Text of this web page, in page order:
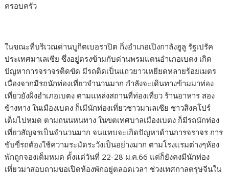
ครอบครัว
ในขณะที่บริเวณด่านบูกิตเบอราปิต กิ่งอำเภอเปิงกาลังฮูลู รัฐเปรัค
ประเทศมาเลเซีย ซึ่งอยู่ตรงข้ามกับด่านพรมแดนอำเภอเบตง เกิด
ปัญหาการจราจรติดขัด มีรถติดเป็นแถวยาวเหยียดหลายร้อยเมตร
เนื่องจากมีรถนักท่องเที่ยวจำนวนมาก กำลังจะเดินทางข้ามมาท่อง
เที่ยวยังฝั่งอำเภอเบตง ตามแหล่งสถานที่ท่องเที่ยว ร้านอาหาร สอง
ข้างทาง ในเมืองเบตง ก็เมีนักท่องเที่ยวชาวมาเลเซีย ชาวสิงคโปร์
เต็มไปหมด ตามถนนหนทาง ในขตเทศบาลเมืองเบตง ก็มีรถนักท่อง
เที่ยวสัญจรเป็นจำนวนมาก จนแทบจะเกิดปัญหาด้านการจราจร การ
ขับขี่รถต้องใช้ความระมัดระวังเป็นอย่างมาก ตามโรงแรมต่างๆห้อง
พักถูกจองเต็มหมด ตั้งแต่วันที่ 22-28 ม.ค.66 แต่ก็ยังคงมีนักท่อง
เที่ยวมาสอบถามขอเปิดห้องพักอยู่ตลอดเวลา ช่วงเทศกาลตรุษจีนใน